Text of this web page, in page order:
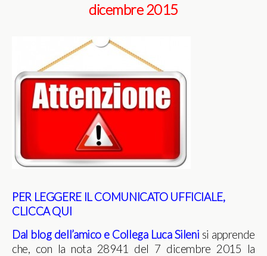
dicembre 2015
PER LEGGERE IL COMUNICATO UFFICIALE,
CLICCA QUI
Dal blog dell’amico e Collega Luca Sileni si apprende
che, con la nota 28941 del 7 dicembre 2015 la